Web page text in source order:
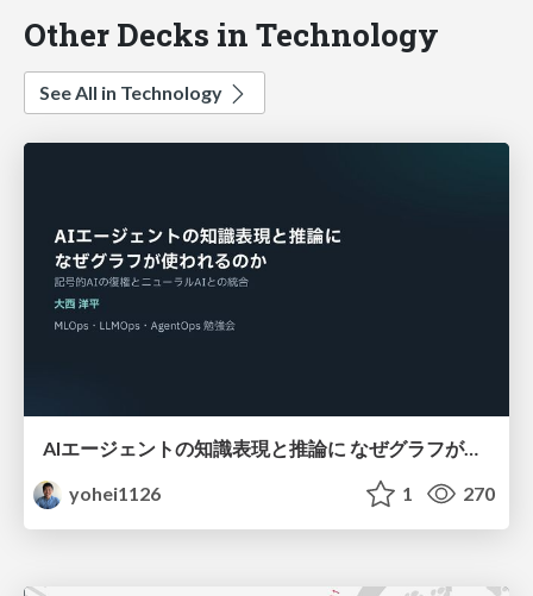
Other Decks in Technology
See All in Technology
AIエージェントの知識表現と推論に なぜグラフが使われるのか - 記号的AIの復権とニューラルAIとの統合
yohei1126
1 270